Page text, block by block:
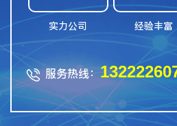
实力公司 经验丰富
 服务热线：